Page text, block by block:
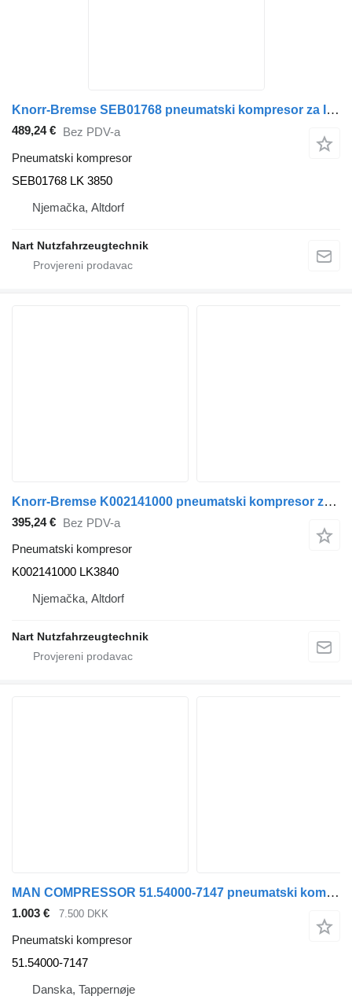
Knorr-Bremse SEB01768 pneumatski kompresor za IVECO kamiona
489,24 € Bez PDV-a
Pneumatski kompresor
SEB01768 LK 3850
Njemačka, Altdorf
Nart Nutzfahrzeugtechnik
Knorr-Bremse K002141000 pneumatski kompresor za kamiona
395,24 € Bez PDV-a
Pneumatski kompresor
K002141000 LK3840
Njemačka, Altdorf
Nart Nutzfahrzeugtechnik
MAN COMPRESSOR 51.54000-7147 pneumatski kompresor za kamiona
1.003 € 7.500 DKK
Pneumatski kompresor
51.54000-7147
Danska, Tappernøje